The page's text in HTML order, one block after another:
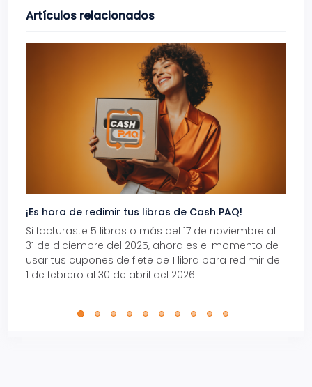
Artículos relacionados
¡Es hora de redimir tus libras de Cash PAQ!
Si facturaste 5 libras o más del 17 de noviembre al
31 de diciembre del 2025, ahora es el momento de
usar tus cupones de flete de 1 libra para redimir del
1 de febrero al 30 de abril del 2026.